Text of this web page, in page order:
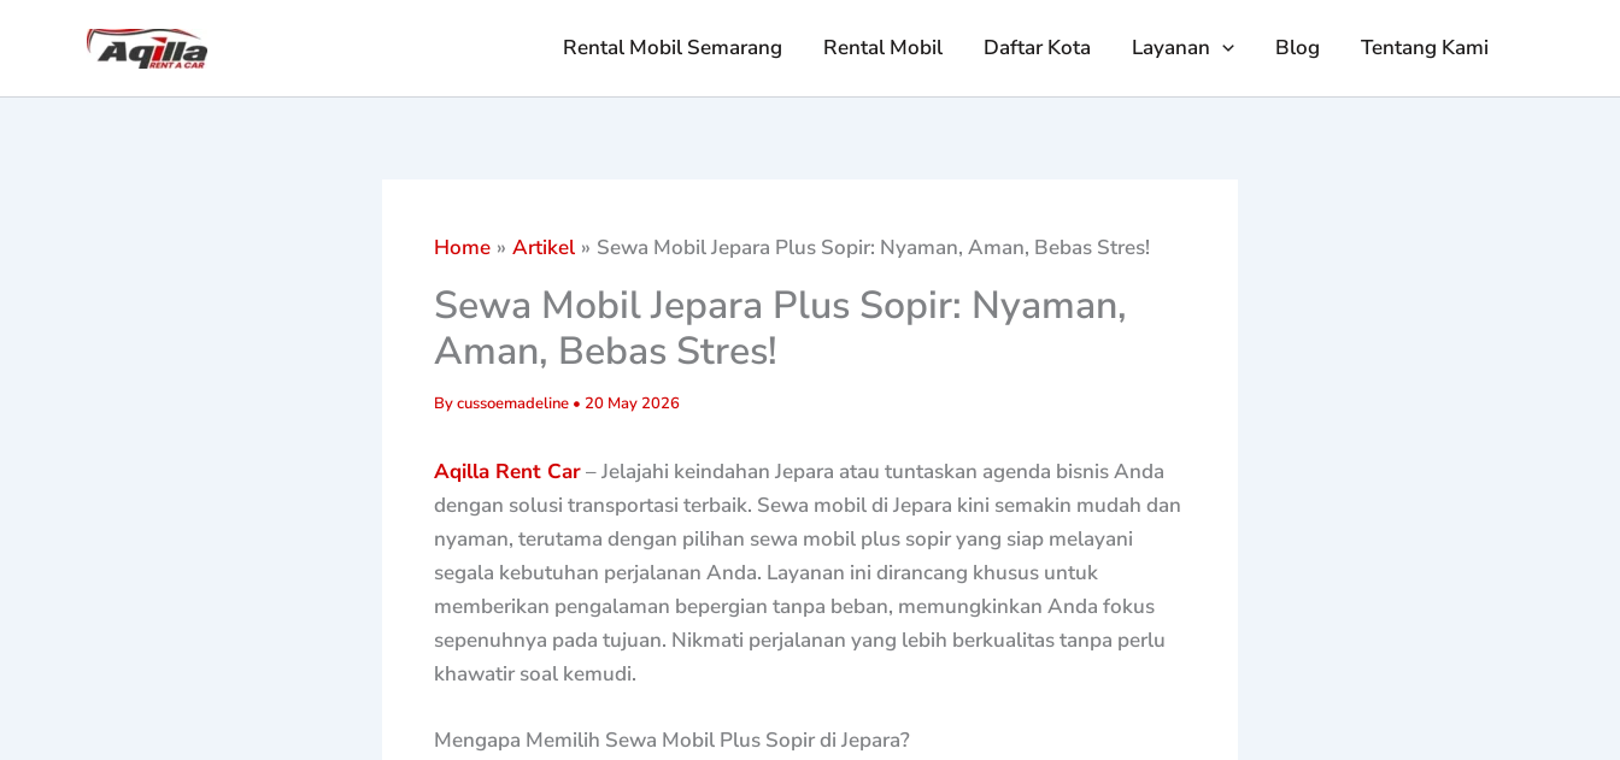
Rental Mobil Semarang Rental Mobil Daftar Kota Layanan Blog Tentang Kami
Home Artikel Sewa Mobil Jepara Plus Sopir: Nyaman, Aman, Bebas Stres!
Sewa Mobil Jepara Plus Sopir: Nyaman,
Aman, Bebas Stres!
Bycussoemadeline • 20 May 2026
Aqilla Rent Car– Jelajahi keindahan Jepara atau tuntaskan agenda bisnis Anda
dengan solusi transportasi terbaik. Sewa mobil di Jepara kini semakin mudah dan
nyaman, terutama dengan pilihan sewa mobil plus sopir yang siap melayani
segala kebutuhan perjalanan Anda. Layanan ini dirancang khusus untuk
memberikan pengalaman bepergian tanpa beban, memungkinkan Anda fokus
sepenuhnya pada tujuan. Nikmati perjalanan yang lebih berkualitas tanpa perlu
khawatir soal kemudi.
Mengapa Memilih Sewa Mobil Plus Sopir di Jepara?